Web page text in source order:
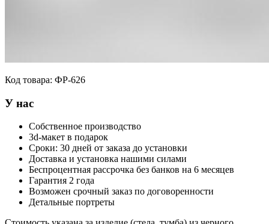
Код товара: ФР-626
У нас
Собственное производство
3d-макет в подарок
Сроки: 30 дней от заказа до установки
Доставка и установка нашими силами
Беспроцентная рассрочка без банков на 6 месяцев
Гарантия 2 года
Возможен срочный заказ по договоренности
Детальные портреты